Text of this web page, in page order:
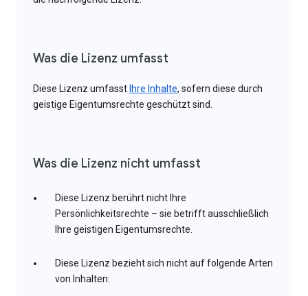
Was die Lizenz umfasst
Diese Lizenz umfasst Ihre Inhalte, sofern diese durch
geistige Eigentumsrechte geschützt sind.
Was die Lizenz nicht umfasst
Diese Lizenz berührt nicht Ihre
Persönlichkeitsrechte – sie betrifft ausschließlich
Ihre geistigen Eigentumsrechte.
Diese Lizenz bezieht sich nicht auf folgende Arten
von Inhalten: